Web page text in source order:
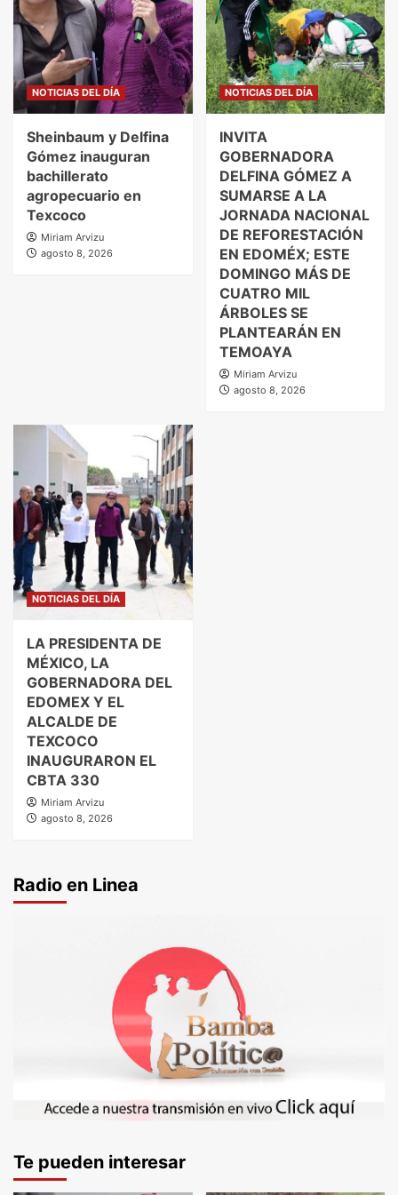
NOTICIAS DEL DÍA
Sheinbaum y Delfina
Gómez inauguran
bachillerato
agropecuario en
Texcoco
Miriam Arvizu
agosto 8, 2026
NOTICIAS DEL DÍA
INVITA
GOBERNADORA
DELFINA GÓMEZ A
SUMARSE A LA
JORNADA NACIONAL
DE REFORESTACIÓN
EN EDOMÉX; ESTE
DOMINGO MÁS DE
CUATRO MIL
ÁRBOLES SE
PLANTEARÁN EN
TEMOAYA
Miriam Arvizu
agosto 8, 2026
NOTICIAS DEL DÍA
LA PRESIDENTA DE
MÉXICO, LA
GOBERNADORA DEL
EDOMEX Y EL
ALCALDE DE
TEXCOCO
INAUGURARON EL
CBTA 330
Miriam Arvizu
agosto 8, 2026
Radio en Linea
Te pueden interesar